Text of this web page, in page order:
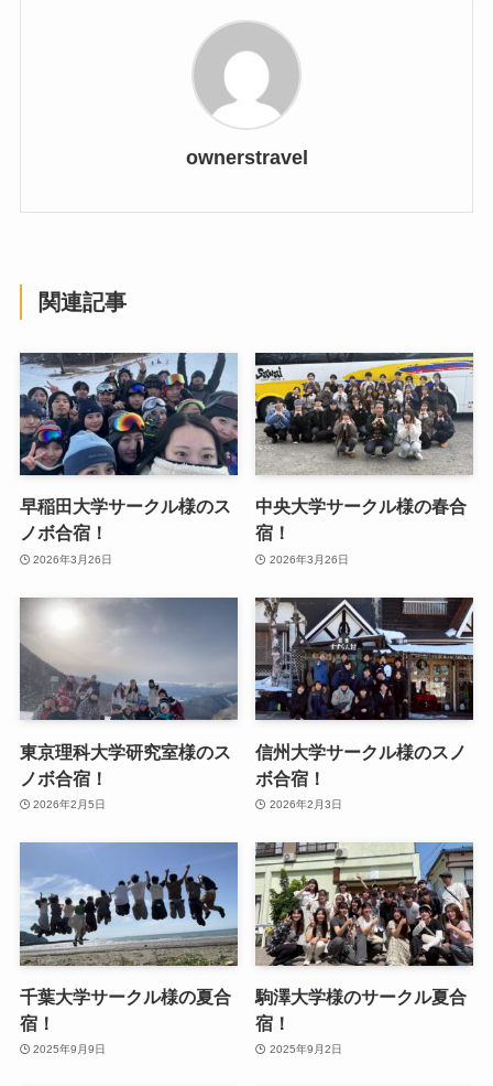
ownerstravel
関連記事
早稲田大学サークル様のス
ノボ合宿！
2026年3月26日
中央大学サークル様の春合
宿！
2026年3月26日
東京理科大学研究室様のス
ノボ合宿！
2026年2月5日
信州大学サークル様のスノ
ボ合宿！
2026年2月3日
千葉大学サークル様の夏合
宿！
2025年9月9日
駒澤大学様のサークル夏合
宿！
2025年9月2日